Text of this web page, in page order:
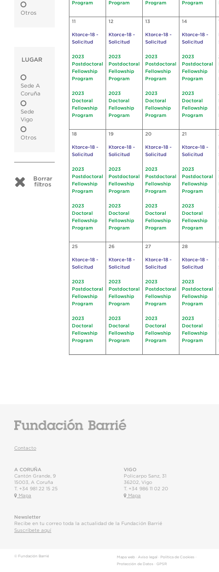
Otros
LUGAR
Sede A
Coruña
Sede
Vigo
Otros
Borrar
filtros
Program
Program
Program
Program
11
Ktorce-18 -
Solicitud
2023
Postdoctoral
Fellowship
Program
2023
Doctoral
Fellowship
Program
12
Ktorce-18 -
Solicitud
2023
Postdoctoral
Fellowship
Program
2023
Doctoral
Fellowship
Program
13
Ktorce-18 -
Solicitud
2023
Postdoctoral
Fellowship
Program
2023
Doctoral
Fellowship
Program
14
Ktorce-18 -
Solicitud
2023
Postdoctoral
Fellowship
Program
2023
Doctoral
Fellowship
Program
18
Ktorce-18 -
Solicitud
2023
Postdoctoral
Fellowship
Program
2023
Doctoral
Fellowship
Program
19
Ktorce-18 -
Solicitud
2023
Postdoctoral
Fellowship
Program
2023
Doctoral
Fellowship
Program
20
Ktorce-18 -
Solicitud
2023
Postdoctoral
Fellowship
Program
2023
Doctoral
Fellowship
Program
21
Ktorce-18 -
Solicitud
2023
Postdoctoral
Fellowship
Program
2023
Doctoral
Fellowship
Program
25
Ktorce-18 -
Solicitud
2023
Postdoctoral
Fellowship
Program
2023
Doctoral
Fellowship
Program
26
Ktorce-18 -
Solicitud
2023
Postdoctoral
Fellowship
Program
2023
Doctoral
Fellowship
Program
27
Ktorce-18 -
Solicitud
2023
Postdoctoral
Fellowship
Program
2023
Doctoral
Fellowship
Program
28
Ktorce-18 -
Solicitud
2023
Postdoctoral
Fellowship
Program
2023
Doctoral
Fellowship
Program
Contacto
A CORUÑA
Cantón Grande, 9
15003
A Coruña
T. +34 981 22 15 25
Mapa
VIGO
Policarpo Sanz, 31
36202 Vigo
T. +34 986 11 02 20
Mapa
Newsletter
Recibe en tu correo toda la actualidad de la Fundación Barrié
Suscríbete aquí
© Fundación Barrié Mapa web· Aviso legal · Política de Cookies ·
Protección de Datos · GPSR